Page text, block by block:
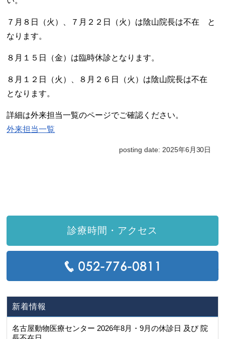
７月８日（火）、７月２２日（火）は陰山院長は不在 と
なります。
８月１５日（金）は臨時休診となります。
８月１２日（火）、８月２６日（火）は陰山院長は不在
となります。
詳細は外来担当一覧のページでご確認ください。
外来担当一覧
posting date: 2025年6月30日
診療時間・アクセス
新着情報
名古屋動物医療センター 2026年8月・9月の休診日 及び 院